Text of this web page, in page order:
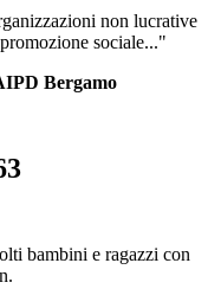
non lucrative
sociale..."
Bergamo
bambini e ragazzi con